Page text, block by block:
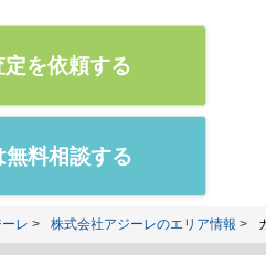
定を依頼する
無料相談する
レ 株式会社アジーレのエリア情報